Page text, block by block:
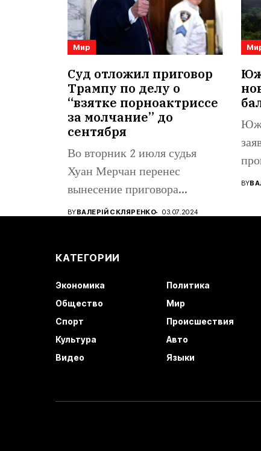
Мир
Суд отложил приговор
Трампу по делу о
“взятке порноактриссе
за молчание” до
сентября
Во вторник 2 июля судья
Хуан Мерчан перенес
вынесение приговора
кандидату в...
BYВАЛЕРІЙ СКЛЯРЕНКО 03.07.2024
BY
КАТЕГОРИИ
Экономика
Политика
Общество
Мир
Спорт
Происшествия
Культура
Авто
Видео
Языки